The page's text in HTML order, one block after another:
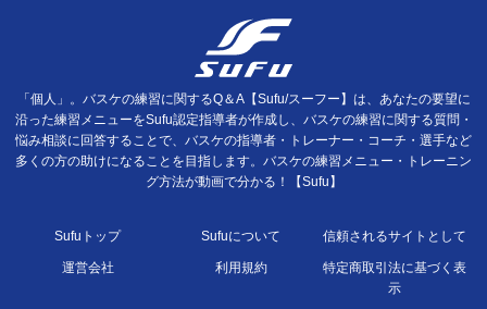
「個人」。バスケの練習に関するQ＆A【Sufu/スーフー】は、あなたの要望に
沿った練習メニューをSufu認定指導者が作成し、バスケの練習に関する質問・
悩み相談に回答することで、バスケの指導者・トレーナー・コーチ・選手など
多くの方の助けになることを目指します。バスケの練習メニュー・トレーニン
グ方法が動画で分かる！【Sufu】
Sufuトップ Sufuについて 信頼されるサイトとして
運営会社 利用規約
特定商取引法に基づく表
示